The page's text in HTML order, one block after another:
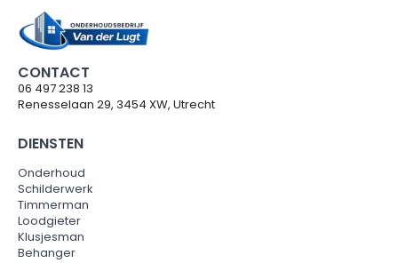
CONTACT
06 497 238 13
Renesselaan 29, 3454 XW, Utrecht
DIENSTEN
Onderhoud
Schilderwerk
Timmerman
Loodgieter
Klusjesman
Behanger